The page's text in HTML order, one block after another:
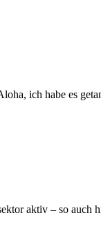
ich habe es
aktiv – so auch